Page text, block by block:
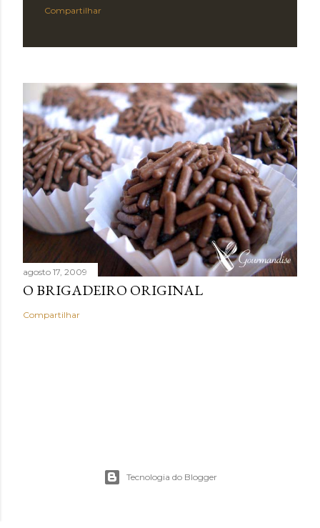
Compartilhar
agosto 17, 2009
O BRIGADEIRO ORIGINAL
Compartilhar
Tecnologia do Blogger